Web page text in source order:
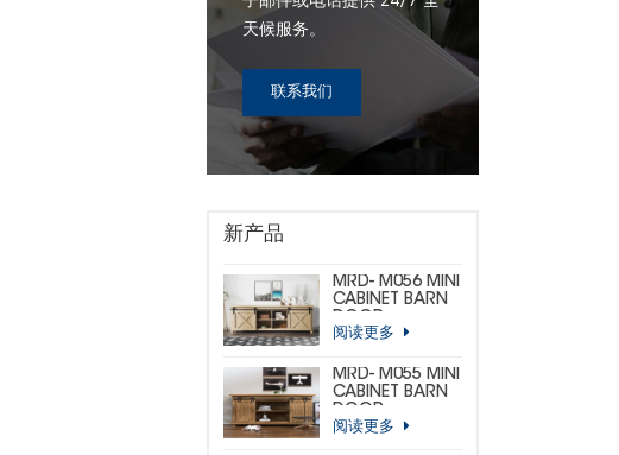
天候服务。
联系我们
新产品
MRD- M056 MINI
CABINET BARN
HARDWARE KIT
阅读更多
MRD- M055 MINI
CABINET BARN
HARDWARE KIT
阅读更多